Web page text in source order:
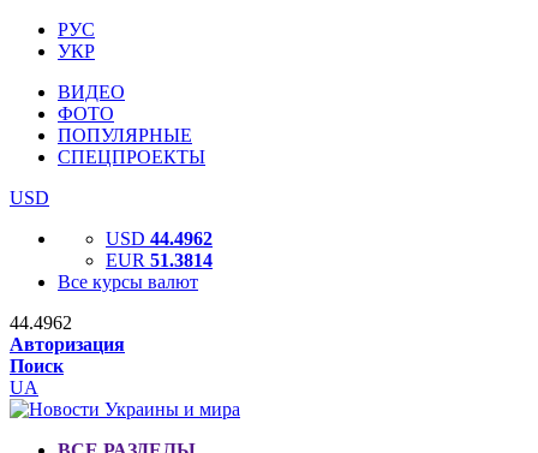
РУС
УКР
ВИДЕО
ФОТО
ПОПУЛЯРНЫЕ
СПЕЦПРОЕКТЫ
USD
USD 44.4962
EUR 51.3814
Все курсы валют
44.4962
Авторизация
Поиск
UA